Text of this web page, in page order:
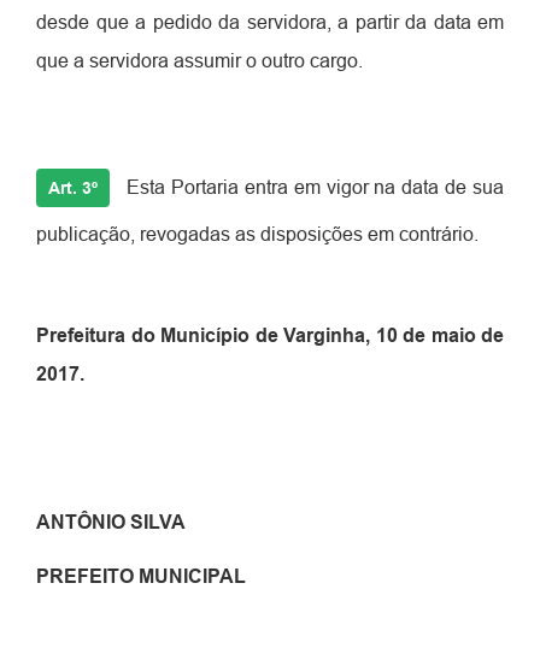
desde que a pedido da servidora, a partir da data em
que a servidora assumir o outro cargo.
Art. 3º Esta Portaria entra em vigor na data de sua
publicação, revogadas as disposições em contrário.
Prefeitura do Município de Varginha, 10 de maio de
2017.
ANTÔNIO SILVA
PREFEITO MUNICIPAL